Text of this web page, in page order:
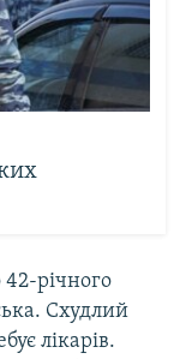
річного
Схудлий
лікарів.